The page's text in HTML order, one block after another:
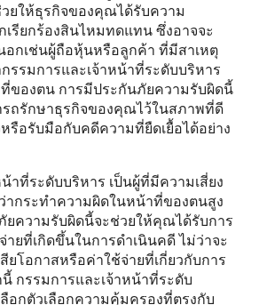
ยให้ธุรกิจของคุณได้รับความ
รียกร้องสินไหมทดแทน ซึ่งอาจจะ
อกเช่นผู้ถือหุ้นหรือลูกค้า ที่มีสาเหตุ
รรมการและเจ้าหน้าที่ระดับบริหาร
ของตน การมีประกันภัยความรับผิดนี้
ถรักษาธุรกิจของคุณไว้ในสภาพที่ดี
รือรับมือกับคดีความที่ยืดเยื้อได้อย่าง
าที่ระดับบริหาร เป็นผู้ที่มีความเสี่ยง
ากระทำความผิดในหน้าที่ของตนสูง
ความรับผิดนี้จะช่วยให้คุณได้รับการ
ยที่เกิดขึ้นในการดำเนินคดี ไม่ว่าจะ
ยโอกาสหรือค่าใช้จ่ายที่เกี่ยวกับการ
กรรมการและเจ้าหน้าที่ระดับ
อกตัวเลือกความคุ้มครองที่ตรงกับ